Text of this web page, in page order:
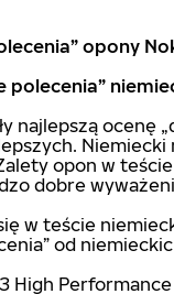
opony
polecenia”
najlepszą
opon w
dobre
w teście
od
High